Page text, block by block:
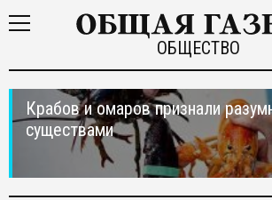
ОБЩЕСТВО
Крабов и омаров признали
существами